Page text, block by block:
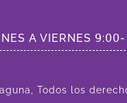
A VIERNES
Todos los